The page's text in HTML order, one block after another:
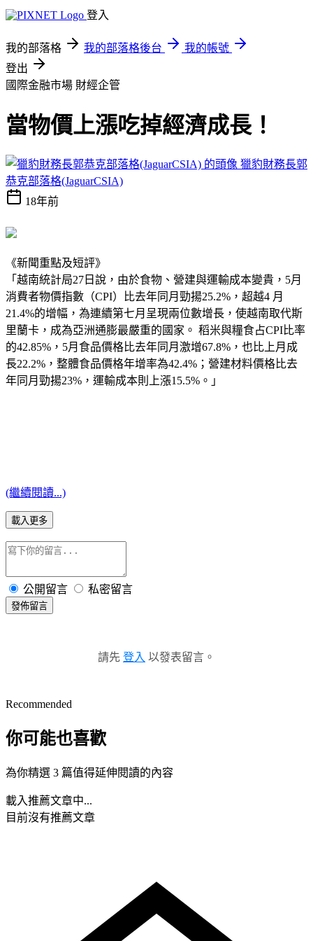
登入
我的部落格 我的部落格後台
我的帳號
登出
國際金融市場 財經企管
當物價上漲吃掉經濟成長！
獵豹財務長郭
恭克部落格(JaguarCSIA)
18年前
《新聞重點及短評》
「越南統計局27日說，由於食物、營建與運輸成本變貴，5月
消費者物價指數（CPI）比去年同月勁揚25.2%，超越4 月
21.4%的增幅，為連續第七月呈現兩位數增長，使越南取代斯
里蘭卡，成為亞洲通膨最嚴重的國家。 稻米與糧食占CPI比率
的42.85%，5月食品價格比去年同月激增67.8%，也比上月成
長22.2%，整體食品價格年增率為42.4%；營建材料價格比去
年同月勁揚23%，運輸成本則上漲15.5%。」
(繼續閱讀...)
載入更多
公開留言 私密留言
發佈留言
請先 登入 以發表留言。
Recommended
你可能也喜歡
為你精選 3 篇值得延伸閱讀的內容
載入推薦文章中...
目前沒有推薦文章